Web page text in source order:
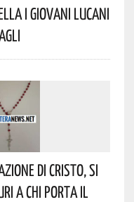
I Giovani Lucani
Di Cristo, Si
A Chi Porta Il